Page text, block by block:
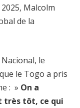
Malcolm
de la
le
le Togo a pris
: » On a
très tôt, ce qui